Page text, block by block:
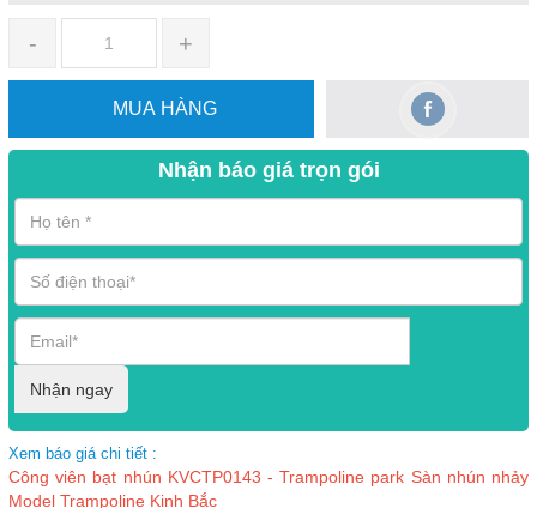
- +
MUA HÀNG
Nhận báo giá trọn gói
Nhận ngay
Xem báo giá chi tiết :
Công viên bạt nhún KVCTP0143 - Trampoline park Sàn nhún nhảy
Model Trampoline Kinh Bắc